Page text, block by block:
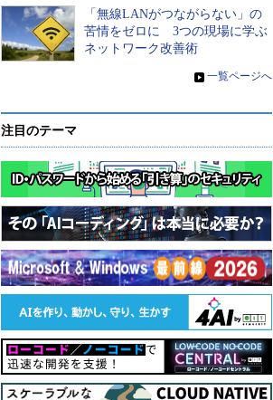
「無線LANがつながらない」の
苦情をゼロに 3つの現場に学ぶ
ネットワーク改善術
» 一覧ページへ
注目のテーマ